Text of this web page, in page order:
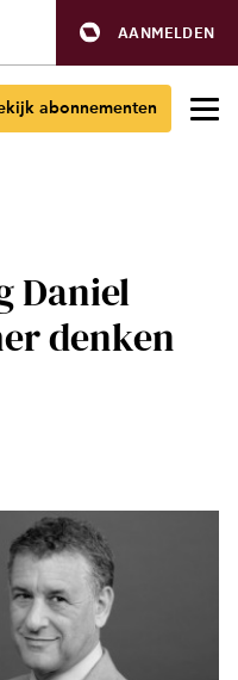
AANMELDEN
abonnementen
Daniel
denken